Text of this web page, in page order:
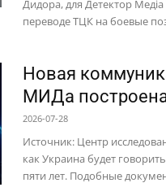
Дидора, для Детектор
переводе ТЦК на боевые
Новая
МИДа
2026-07-28
Источник: Центр
как Украина будет
пяти лет. Подобные